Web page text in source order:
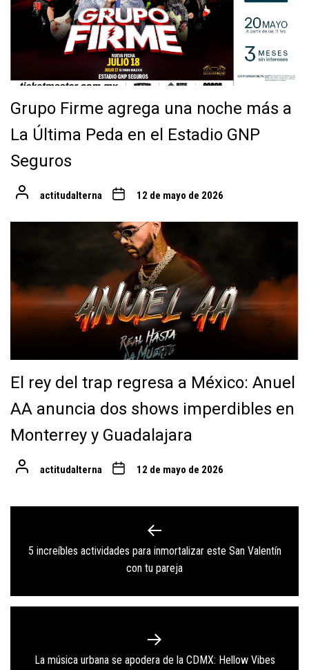
Grupo Firme agrega una noche más a
La Última Peda en el Estadio GNP
Seguros
actitudalterna 12 de mayo de 2026
El rey del trap regresa a México: Anuel
AA anuncia dos shows imperdibles en
Monterrey y Guadalajara
actitudalterna 12 de mayo de 2026
Previous
post:
5 increíbles actividades para inmortalizar este San Valentín
con tu pareja
Next
La música urbana se apodera de la CDMX: Hellow Vibes